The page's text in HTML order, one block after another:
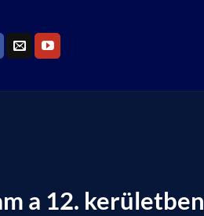
a 12. kerületben